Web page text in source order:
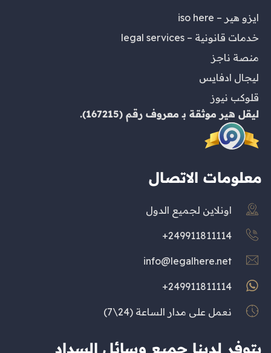
ايزو هير – iso here
خدمات قانونية – legal services
منصة ناجز
ليجال ادفايس
قلوكب نيوز
ليقل هير موثقة بـ معروف رقم (167215).
معلومات الاتصال
اونلاين لجميع الدول
249911811114+
info@legalhere.net
249911811114+
نعمل على مدار الساعة (24\7)
يتوفر لدينا جميع وسائل السداد